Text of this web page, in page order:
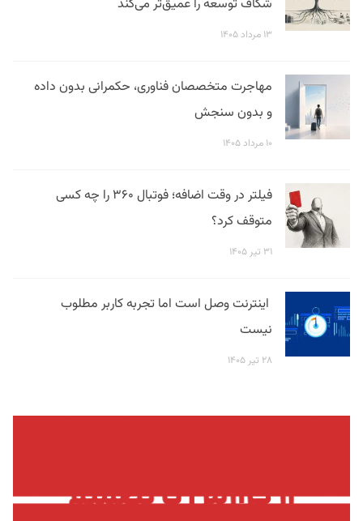
شکاف توسعه را عمیق‌تر می‌کند
۱۳ مرداد ۱۴۰۵
مهاجرت متخصصان فناوری، حکمرانی بدون داده
و بدون سنجش
۱۰ مرداد ۱۴۰۵
فیلتر در وقت اضافه؛ فوتبال ۳۶۰ را چه کسی
متوقف کرد؟
۳۱ تیر ۱۴۰۵
اینترنت وصل است اما تجربه کاربر مطلوب
نیست
۲۸ تیر ۱۴۰۵